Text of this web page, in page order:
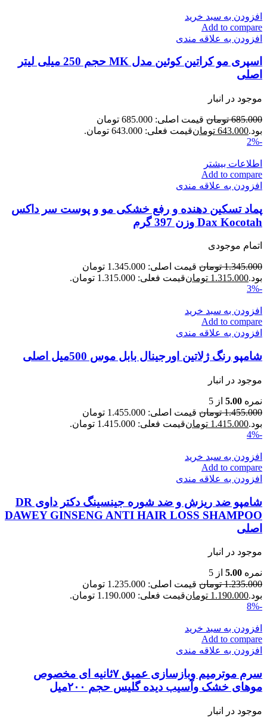
افزودن به سبد خرید
Add to compare
افزودن به علاقه مندی
اسپری مو کراتین کوئین مدل MK حجم 250 میلی لیتر
اصلی
موجود در انبار
685.000 تومان
قیمت اصلی: 685.000 تومان
بود.643.000 تومانقیمت فعلی: 643.000 تومان.
-2%
اطلاعات بیشتر
Add to compare
افزودن به علاقه مندی
پماد تسکین دهنده و رفع خشکی مو و پوست سر داکس
Dax Kocotah وزن 397 گرم
اتمام موجودی
1.345.000 تومان
قیمت اصلی: 1.345.000 تومان
بود.1.315.000 تومانقیمت فعلی: 1.315.000 تومان.
-3%
افزودن به سبد خرید
Add to compare
افزودن به علاقه مندی
شامپو رنگ ژلاتین اورجینال بابل موس 500میل اصلی
موجود در انبار
نمره 5.00 از 5
1.455.000 تومان
قیمت اصلی: 1.455.000 تومان
بود.1.415.000 تومانقیمت فعلی: 1.415.000 تومان.
-4%
افزودن به سبد خرید
Add to compare
افزودن به علاقه مندی
شامپو ضد ریزش و ضد شوره جینسینگ دکتر داوی DR
DAWEY GINSENG ANTI HAIR LOSS SHAMPOO
اصلی
موجود در انبار
نمره 5.00 از 5
1.235.000 تومان
قیمت اصلی: 1.235.000 تومان
بود.1.190.000 تومانقیمت فعلی: 1.190.000 تومان.
-8%
افزودن به سبد خرید
Add to compare
افزودن به علاقه مندی
سرم موترمیم وبازسازی عمیق ۷ثانیه ای مخصوص
موهای خشک وآسیب دیده گلیس حجم ۲۰۰میل
موجود در انبار